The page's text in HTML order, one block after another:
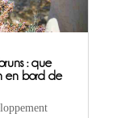
: que
en bord de